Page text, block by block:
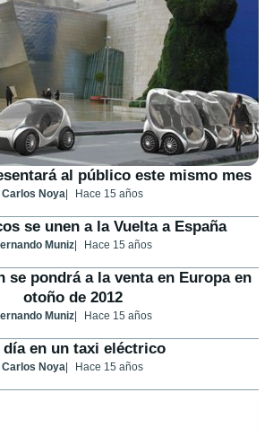
al público este mismo mes
Carlos Noya Hace 15 años
se unen a la Vuelta a España
Muniz Hace 15 años
se pondrá a la venta en Europa en
otoño de 2012
Muniz Hace 15 años
día en un taxi eléctrico
Carlos Noya Hace 15 años